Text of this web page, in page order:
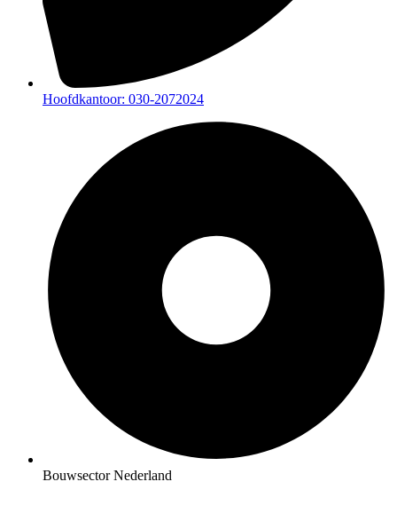
Hoofdkantoor: 030-2072024
Bouwsector Nederland